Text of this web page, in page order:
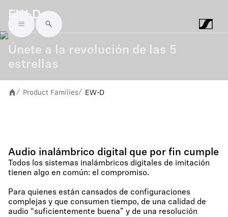
Skip to main content
EW-D
Únete a la revolución de las 5
estrellas
/ Product Families/ EW-D
Audio inalámbrico digital que por fin cumple
Todos los sistemas inalámbricos digitales de imitación
tienen algo en común: el compromiso.
Para quienes están cansados de configuraciones
complejas y que consumen tiempo, de una calidad de
audio “suficientemente buena” y de una resolución